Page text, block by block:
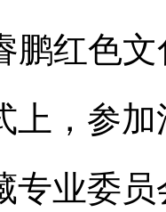
鹏红色
上，参
专业委